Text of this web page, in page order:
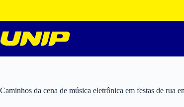
o
conteúdo
Caminhos da cena de música eletrônica em festas de